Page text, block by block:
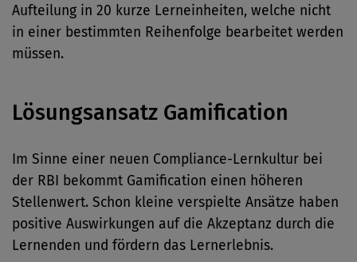
Aufteilung in 20 kurze Lerneinheiten, welche nicht
in einer bestimmten Reihenfolge bearbeitet werden
müssen.
Lösungsansatz Gamification
Im Sinne einer neuen Compliance-Lernkultur bei
der RBI bekommt Gamification einen höheren
Stellenwert. Schon kleine verspielte Ansätze haben
positive Auswirkungen auf die Akzeptanz durch die
Lernenden und fördern das Lernerlebnis.